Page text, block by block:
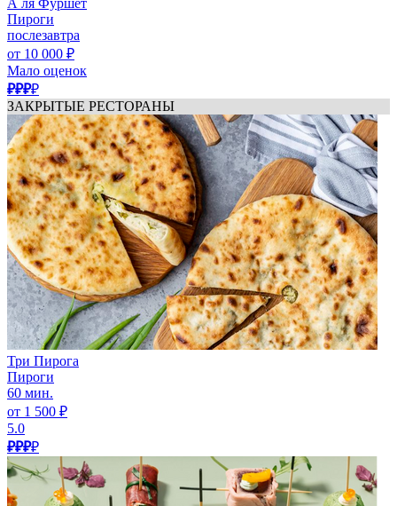
А ля Фуршет
Пироги
послезавтра
от 10 000 ₽
Мало оценок
₽₽₽₽
ЗАКРЫТЫЕ РЕСТОРАНЫ
Три Пирога
Пироги
60 мин.
от 1 500 ₽
5.0
₽₽₽₽